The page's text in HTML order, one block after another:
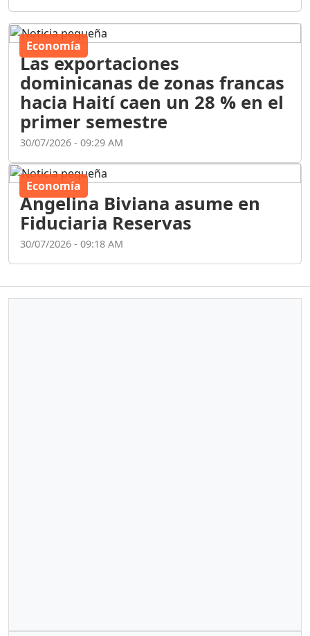
Economía
Las exportaciones
dominicanas de zonas francas
hacia Haití caen un 28 % en el
primer semestre
30/07/2026 - 09:29 AM
Economía
Angelina Biviana asume en
Fiduciaria Reservas
30/07/2026 - 09:18 AM